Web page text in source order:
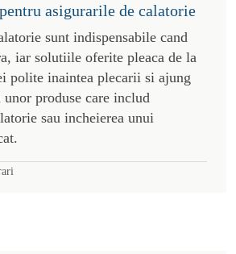
asigurarile de calatorie
sunt indispensabile cand
iar solutiile oferite pleaca de la
polite inaintea plecarii si ajung
produse care includ
sau incheierea unui